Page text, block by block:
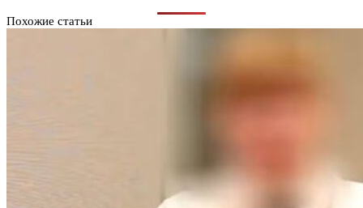
Похожие статьи